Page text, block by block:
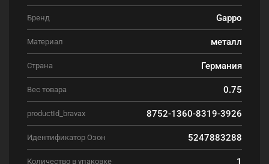
Бренд Gappo
Материал металл
Страна Германия
Вес товара 0.75
productId_bravax 8752-1360-8319-3926
Идентификатор Озон 5247883288
Количество в упаковке 1